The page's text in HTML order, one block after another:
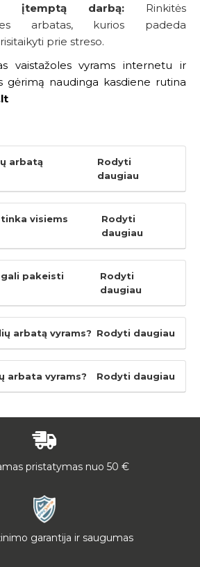
įtemptą darbą: Rinkitės
arbatas, kurios padeda
prie streso.
vaistažoles vyrams internetu ir
gėrimą naudinga kasdiene rutina
arbatą
Rodyti
daugiau
visiems
Rodyti
daugiau
pakeisti
Rodyti
daugiau
arbatą vyrams? Rodyti daugiau
arbata vyrams? Rodyti daugiau
pristatymas nuo 50 €
garantija ir saugumas